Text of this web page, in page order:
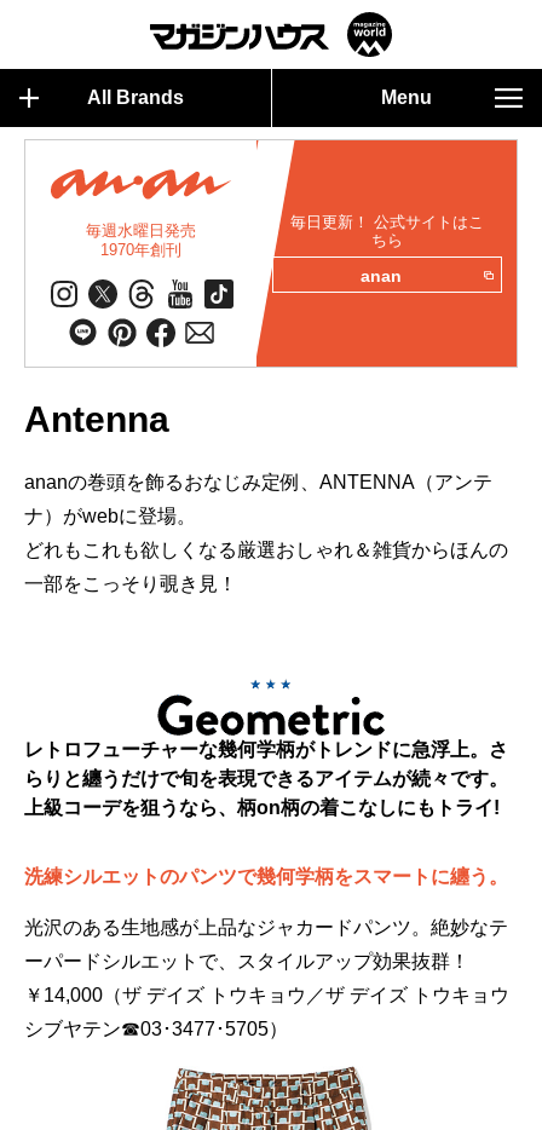
All Brands Menu
毎週水曜日発売
1970年創刊
毎日更新！ 公式サイトはこ
ちら
anan
Antenna
ananの巻頭を飾るおなじみ定例、ANTENNA（アンテ
ナ）がwebに登場。
どれもこれも欲しくなる厳選おしゃれ＆雑貨からほんの
一部をこっそり覗き見！
レトロフューチャーな幾何学柄がトレンドに急浮上。さ
らりと纏うだけで旬を表現できるアイテムが続々です。
上級コーデを狙うなら、柄on柄の着こなしにもトライ!
洗練シルエットのパンツで幾何学柄をスマートに纏う。
光沢のある生地感が上品なジャカードパンツ。絶妙なテ
ーパードシルエットで、スタイルアップ効果抜群！
￥14,000（ザ デイズ トウキョウ／ザ デイズ トウキョウ
シブヤテン☎03･3477･5705）